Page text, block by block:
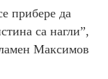
прибере да
са нагли”,
Максимов